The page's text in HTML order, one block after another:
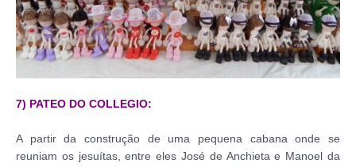
7) PATEO DO COLLEGIO:
A partir da construção de uma pequena cabana onde se
reuniam os jesuítas, entre eles José de Anchieta e Manoel da